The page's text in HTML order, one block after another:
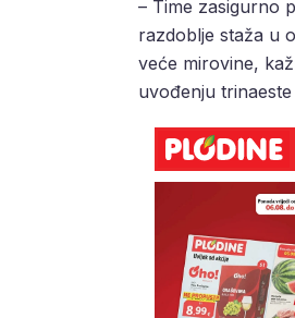
– Time zasigurno
razdoblje staža u
veće mirovine,
uvođenju